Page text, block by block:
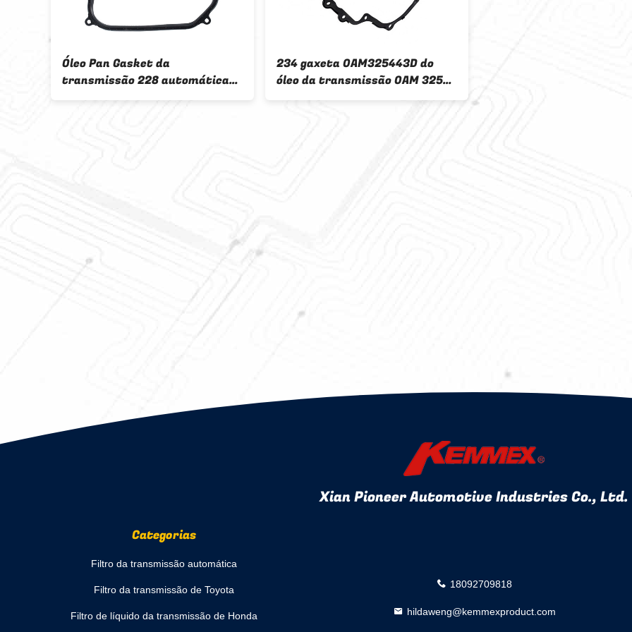
Óleo Pan Gasket da
transmissão 228 automática
095.321.371 095321371
234 gaxeta 0AM325443D do
óleo da transmissão 0AM 325
443D automática
Xian Pioneer Automotive Industries Co., Ltd.
Categorias
Filtro da transmissão automática
Filtro da transmissão de Toyota
Filtro de líquido da transmissão de Honda
18092709818
hildaweng@kemmexproduct.com